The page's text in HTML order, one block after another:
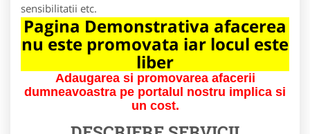
sensibilitatii etc.
Pagina Demonstrativa afacerea
nu este promovata iar locul este
liber
Adaugarea si promovarea afacerii
dumneavoastra pe portalul nostru implica si
un cost.